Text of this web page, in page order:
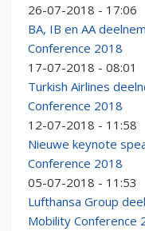
26-07-2018 - 17:06
BA, IB en AA
Conference 2018
17-07-2018 - 08:01
Turkish Airlines
Conference 2018
12-07-2018 - 11:58
Nieuwe keynote
Conference 2018
05-07-2018 - 11:53
Lufthansa Group
Mobility Conference